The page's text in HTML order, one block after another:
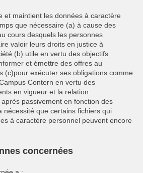
et maintient les données à caractère
que nécessaire (a) à cause des
cours desquels les personnes
valoir leurs droits en justice à
(b) utile en vertu des objectifs
et émettre des offres au
(c)pour exécuter ses obligations comme
Contern en vertu des
en vigueur et la relation
passivement en fonction des
nécessité que certains fichiers qui
à caractère personnel peuvent encore
concernées